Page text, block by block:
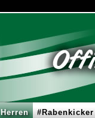
Herren #Rabenkicker